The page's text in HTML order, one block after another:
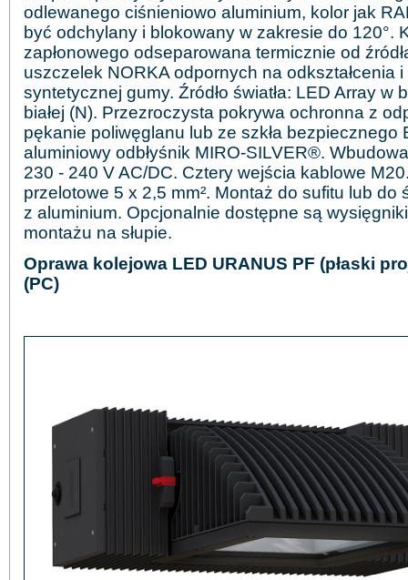
odlewanego ciśnieniowo aluminium, kolor jak
być odchylany i blokowany w zakresie do 120°.
zapłonowego odseparowana termicznie od
uszczelek NORKA odpornych na odkształcenia
syntetycznej gumy. Źródło światła: LED Array w
białej (N). Przezroczysta pokrywa ochronna z
pękanie poliwęglanu lub ze szkła bezpiecznego
aluminiowy odbłyśnik MIRO-SILVER®.
230 - 240 V AC/DC. Cztery wejścia kablowe
przelotowe 5 x 2,5 mm². Montaż do sufitu lub
z aluminium. Opcjonalnie dostępne są
montażu na słupie.
Oprawa kolejowa LED URANUS PF (płaski
(PC)